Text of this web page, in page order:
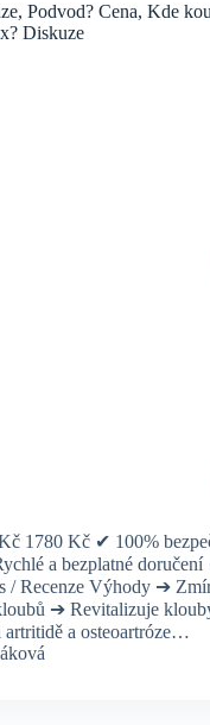
Podvod? Cena, Kde
Diskuze
1780 Kč ✔ 100%
a bezplatné doručení
/ Recenze Výhody ➔
➔ Revitalizuje
a osteoartróze…